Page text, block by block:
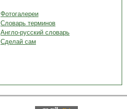
Фотогалереи
Словарь терминов
Англо-русский словарь
Сделай сам